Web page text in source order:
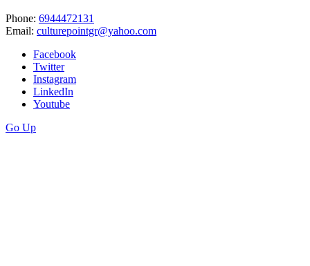
Phone: 6944472131
Email: culturepointgr@yahoo.com
Facebook
Twitter
Instagram
LinkedIn
Youtube
Go Up